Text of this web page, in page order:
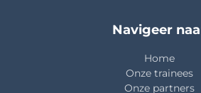
Navigeer
Home
Onze trainees
Onze partners